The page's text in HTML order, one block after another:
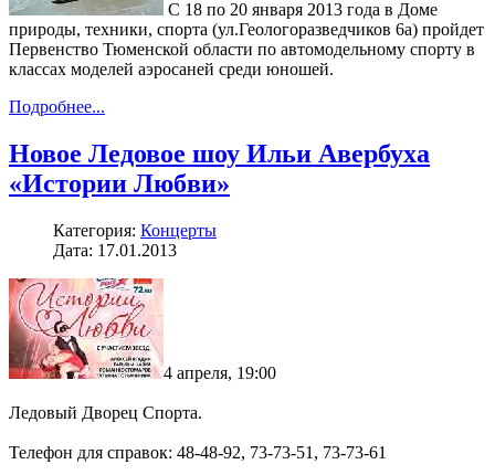
C 18 по 20 января 2013 года в Доме
природы, техники, спорта (ул.Геологоразведчиков 6а) пройдет
Первенство Тюменской области по автомодельному спорту в
классах моделей аэросаней среди юношей.
Подробнее...
Новое Ледовое шоу Ильи Авербуха
«Истории Любви»
Категория: Концерты
Дата: 17.01.2013
4 апреля, 19:00
Ледовый Дворец Спорта.
Телефон для справок: 48-48-92, 73-73-51, 73-73-61